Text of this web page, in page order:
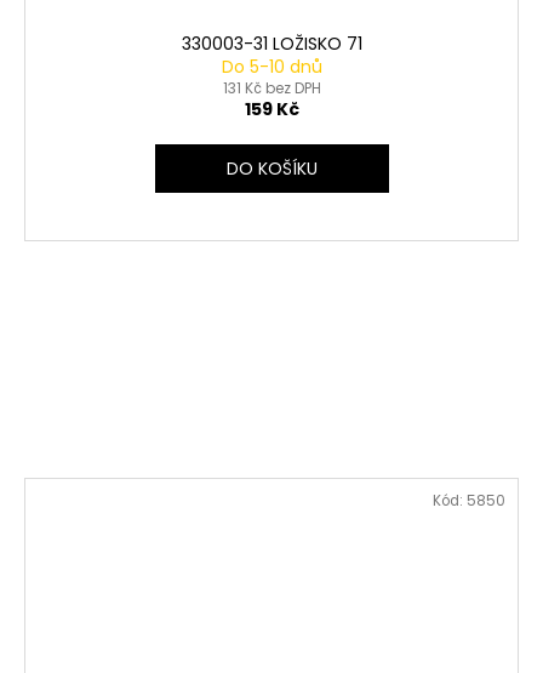
330003-31 LOŽISKO 71
Do 5-10 dnů
131 Kč bez DPH
159 Kč
DO KOŠÍKU
Kód: 5850